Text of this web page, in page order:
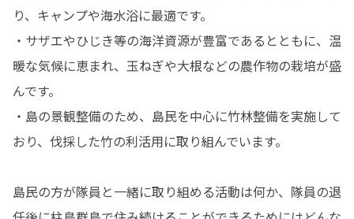
り、キャンプや海水浴に最適です。
・サザエやひじき等の海洋資源が豊富であるとともに、温
暖な気候に恵まれ、玉ねぎや大根などの農作物の栽培が盛
んです。
・島の景観整備のため、島民を中心に竹林整備を実施して
おり、伐採した竹の利活用に取り組んでいます。
島民の方が隊員と一緒に取り組める活動は何か、隊員の退